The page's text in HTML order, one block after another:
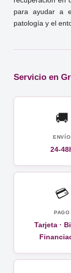
para ayudar a
patología y el
Servicio en
🚚
ENVÍO
24-
💳
PAGO
Tarjeta ·